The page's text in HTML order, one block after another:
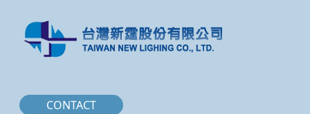
CONTACT